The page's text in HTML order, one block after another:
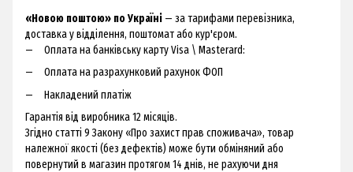
«Новою поштою» по Україні — за тарифами перевізника,
доставка у відділення, поштомат або кур'єром.
Оплата на банківську карту Visa \ Masterard:
Оплата на разрахунковий рахунок ФОП
Накладений платіж
Гарантія від виробника 12 місяців.
Згідно статті 9 Закону «Про захист прав споживача», товар
належної якості (без дефектів) може бути обміняний або
повернутий в магазин протягом 14 днів, не рахуючи дня